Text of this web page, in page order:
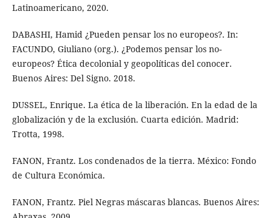
Latinoamericano, 2020.
DABASHI, Hamid ¿Pueden pensar los no europeos?. In:
FACUNDO, Giuliano (org.). ¿Podemos pensar los no-
europeos? Ética decolonial y geopolíticas del conocer.
Buenos Aires: Del Signo. 2018.
DUSSEL, Enrique. La ética de la liberación. En la edad de la
globalización y de la exclusión. Cuarta edición. Madrid:
Trotta, 1998.
FANON, Frantz. Los condenados de la tierra. México: Fondo
de Cultura Económica.
FANON, Frantz. Piel Negras máscaras blancas. Buenos Aires: